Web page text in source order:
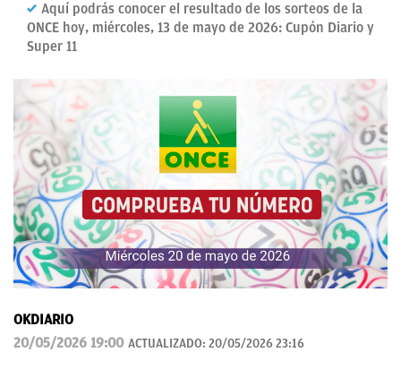
Aquí podrás conocer el resultado de los sorteos de la
ONCE hoy, miércoles, 13 de mayo de 2026: Cupón Diario y
Super 11
OKDIARIO
20/05/2026 19:00 ACTUALIZADO: 20/05/2026 23:16